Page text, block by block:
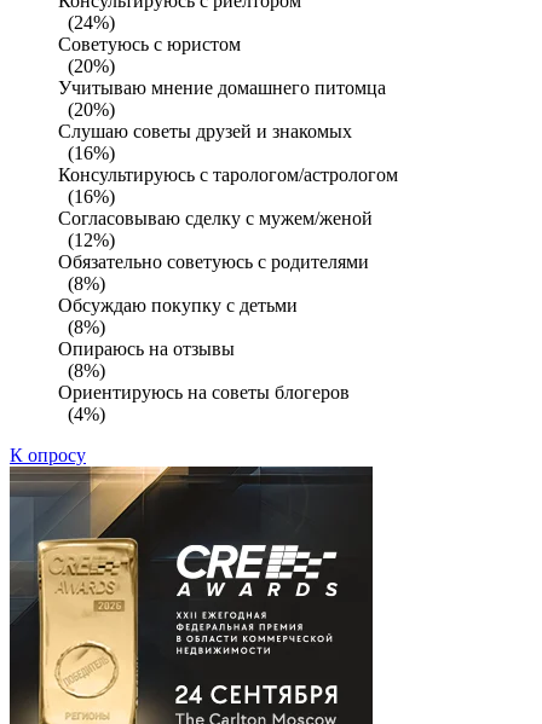
(24%)
Советуюсь с юристом
(20%)
Учитываю мнение домашнего питомца
(20%)
Слушаю советы друзей и знакомых
(16%)
Консультируюсь с тарологом/астрологом
(16%)
Согласовываю сделку с мужем/женой
(12%)
Обязательно советуюсь с родителями
(8%)
Обсуждаю покупку с детьми
(8%)
Опираюсь на отзывы
(8%)
Ориентируюсь на советы блогеров
(4%)
К опросу